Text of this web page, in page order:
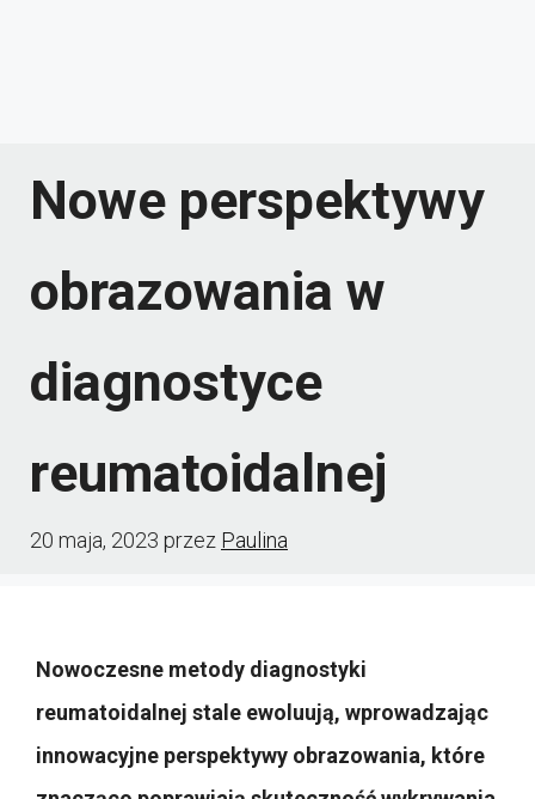
Nowe perspektywy
obrazowania w
diagnostyce
reumatoidalnej
20 maja, 2023 przez Paulina
Nowoczesne metody diagnostyki
reumatoidalnej stale ewoluują, wprowadzając
innowacyjne perspektywy obrazowania, które